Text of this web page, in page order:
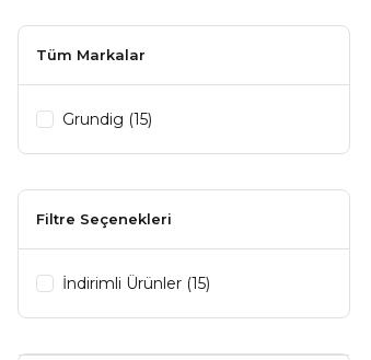
Tüm Markalar
Grundig (15)
Filtre Seçenekleri
İndirimli Ürünler (15)